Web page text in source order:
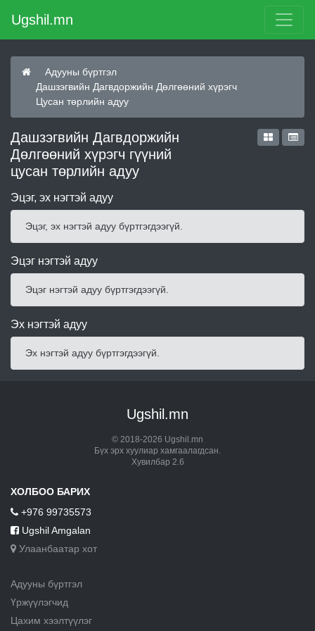
Ugshil.mn
Адууны бүртгэл
Дашзэгвийн Дагвдоржийн Дөлгөөний хүрэгч
Цусан төрлийн адуу
Дашзэгвийн Дагвдоржийн
Дөлгөөний хүрэгч гүүний
цусан төрлийн адуу
Эцэг, эх нэгтэй адуу
Эцэг, эх нэгтэй адуу бүртгэгдээгүй.
Эцэг нэгтэй адуу
Эцэг нэгтэй адуу бүртгэгдээгүй.
Эх нэгтэй адуу
Эх нэгтэй адуу бүртгэгдээгүй.
Ugshil.mn
© 2018-2026 Ugshil.mn
Бүх эрх хуулиар хамгаалагдсан.
Хувилбар 2.6
ХОЛБОО БАРИХ
+976 99735573
Ugshil Amgalan
Улаанбаатар хот
Адууны бүртгэл
Үржүүлэгчид
Цахим хээлтүүлэг